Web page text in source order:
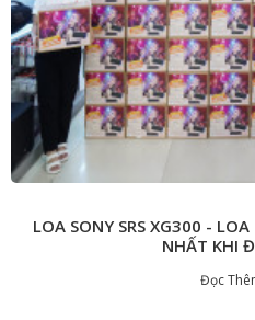
LOA SONY SRS XG300 -
NHẤT KHI
Đọc